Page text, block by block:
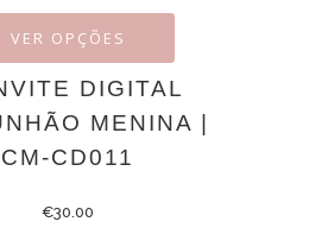
VER OPÇÕES
DIGITAL
MENINA |
CM-CD011
€30.00